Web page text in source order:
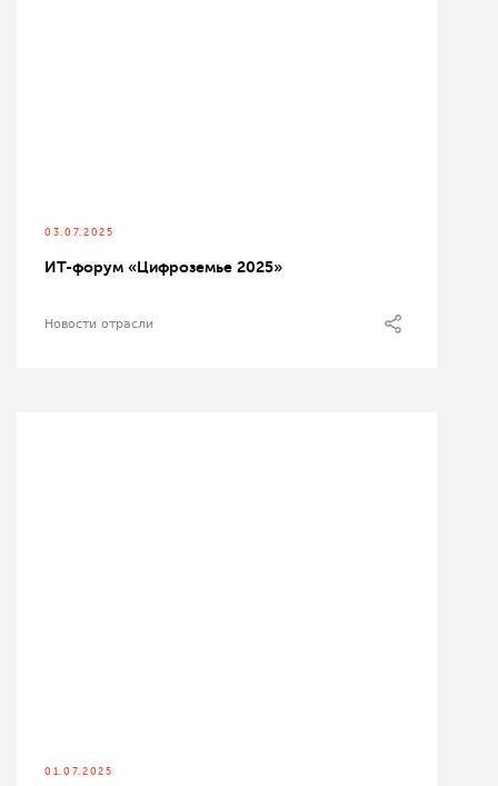
03.07.2025
ИТ-форум «Цифроземье 2025»
Новости отрасли
01.07.2025